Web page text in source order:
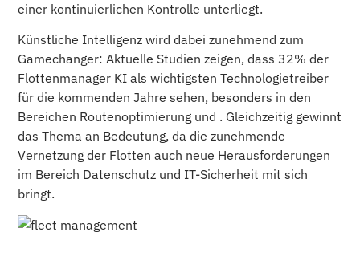
einer kontinuierlichen Kontrolle unterliegt.
Künstliche Intelligenz wird dabei zunehmend zum
Gamechanger: Aktuelle Studien zeigen, dass 32% der
Flottenmanager KI als wichtigsten Technologietreiber
für die kommenden Jahre sehen, besonders in den
Bereichen Routenoptimierung und . Gleichzeitig gewinnt
das Thema an Bedeutung, da die zunehmende
Vernetzung der Flotten auch neue Herausforderungen
im Bereich Datenschutz und IT-Sicherheit mit sich
bringt.